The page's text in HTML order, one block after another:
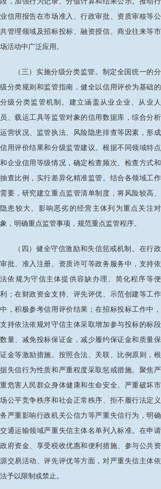
业信用报告在市场准入、行政审批、资质审核等公
共管理领域及招标投标、融资授信、商业往来等市
场活动中广泛应用。
（三）实施分级分类监管。制定全国统一的分
级分类规则和监管指南，健全以信用评价为基础的
分级分类监管机制。建立涵盖从业企业、从业人
员、载运工具等监管对象的信用数据库，综合分析
运营状况、监管执法、风险隐患排查等因素，形成
信用评价结果和分级监管建议。根据不同领域特点
和企业信用等级情况，确定检查频次、检查方式和
抽查比例，实行差异化精准监管。结合各领域工作
需要，研究建立重点监管清单制度，将风险较高、
隐患较大、影响恶劣的经营主体列为重点关注对
象，明确重点监管事项，规范重点监管程序。
（四）健全守信激励和失信惩戒机制。在行政
审批、准入注册、资质许可等政务服务中，支持依
法依规为守信主体提供容缺办理、简化程序等便
利；在财政资金支持、评先评优、示范创建等工作
中，积极参考信用评价结果；在招标投标工作中，
支持依法依规对守信主体采取增加参与投标的标段
数量、减免投标保证金，减少履约保证金和质量保
证金等激励措施。按照合法、关联、比例原则，根
据失信行为性质和严重程度采取惩戒措施。聚焦严
重危害人民群众身体健康和生命安全、严重破坏市
场公平竞争秩序和社会正常秩序、拒不履行法定义
务严重影响行政机关公信力等严重失信行为，明确
交通运输领域严重失信主体名单列入标准。在申请
政府资金、享受税收优惠和便利措施、参与公共资
源交易活动、评先评优等方面，对严重失信主体依
法予以限制或禁止。